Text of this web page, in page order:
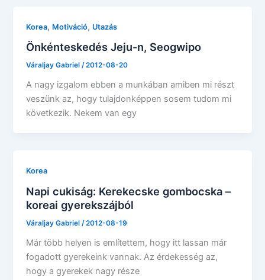
Korea, Motiváció, Utazás
Önkénteskedés Jeju-n, Seogwipo
Váraljay Gabriel/2012-08-20
A nagy izgalom ebben a munkában amiben mi részt
veszünk az, hogy tulajdonképpen sosem tudom mi
következik. Nekem van egy
Korea
Napi cukiság: Kerekecske gombocska –
koreai gyerekszájból
Váraljay Gabriel /2012-08-19
Már több helyen is említettem, hogy itt lassan már
fogadott gyerekeink vannak. Az érdekesség az,
hogy a gyerekek nagy része